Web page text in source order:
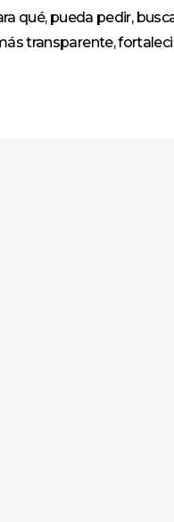
qué, pueda pedir,
transparente,